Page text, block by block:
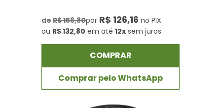
de R$ 156,80por R$ 126,16 no PIX
ou R$ 132,80 em até 12x sem juros
COMPRAR
Comprar pelo WhatsApp